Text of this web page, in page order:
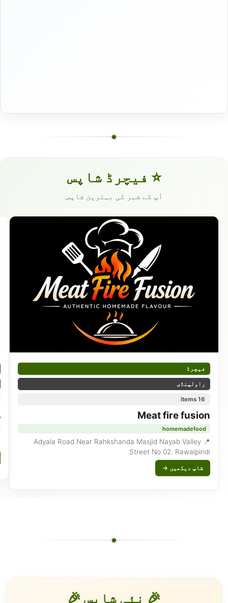
⭐ فیچرڈ شاپس
آپ کے شہر کی بہترین شاپس
فیچرڈ
راولپنڈی
16 items
Meat fire fusion
homemadefood
📍 Adyala Road Near Rahkshanda Masjid Nayab Valley
Street No 02. Rawalpindi
شاپ دیکھیں →
🎉 نئی شاپس 🎉